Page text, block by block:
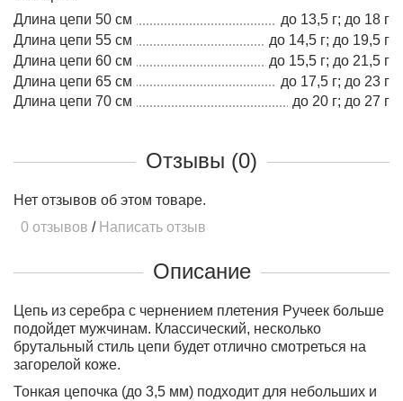
Длина цепи 50 см
до 13,5 г; до 18 г
Длина цепи 55 см
до 14,5 г; до 19,5 г
Длина цепи 60 см
до 15,5 г; до 21,5 г
Длина цепи 65 см
до 17,5 г; до 23 г
Длина цепи 70 см
до 20 г; до 27 г
Отзывы (0)
Нет отзывов об этом товаре.
0 отзывов / Написать отзыв
Описание
Цепь из серебра с чернением плетения Ручеек больше
подойдет мужчинам. Классический, несколько
брутальный стиль цепи будет отлично смотреться на
загорелой коже.
Тонкая цепочка (до 3,5 мм) подходит для небольших и